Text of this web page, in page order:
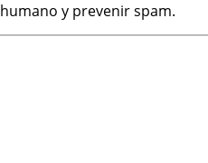
y prevenir spam.